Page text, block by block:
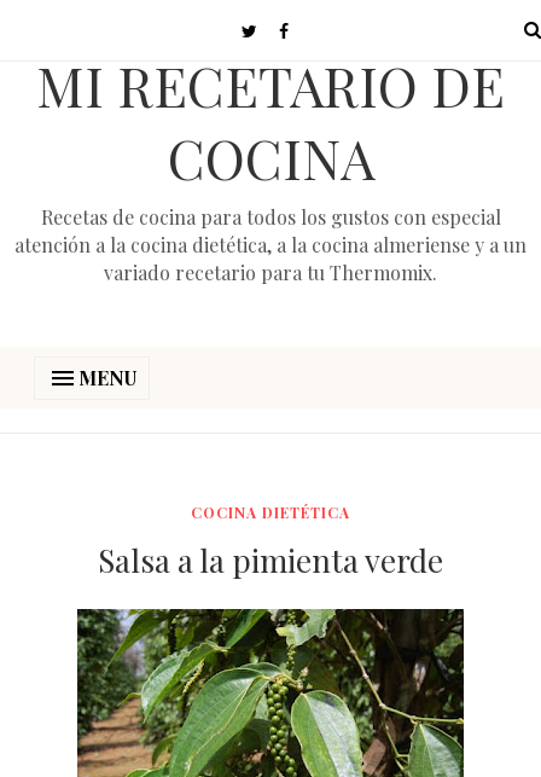
MI RECETARIO DE
COCINA
Recetas de cocina para todos los gustos con especial
atención a la cocina dietética, a la cocina almeriense y a un
variado recetario para tu Thermomix.
MENU
COCINA DIETÉTICA
Salsa a la pimienta verde